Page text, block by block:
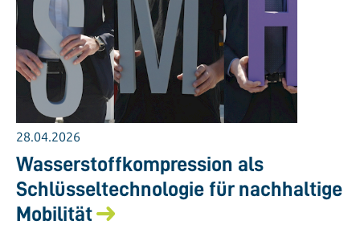
28.04.2026
Wasserstoffkompression als
Schlüsseltechnologie für nachhaltige
Mobilität